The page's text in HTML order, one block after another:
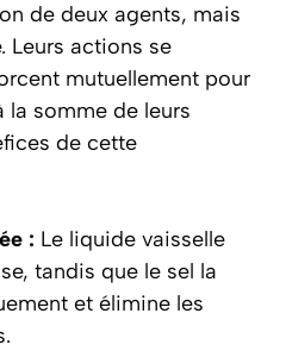
de deux agents, mais
Leurs actions se
mutuellement pour
la somme de leurs
de cette
: Le liquide vaisselle
tandis que le sel la
et élimine les